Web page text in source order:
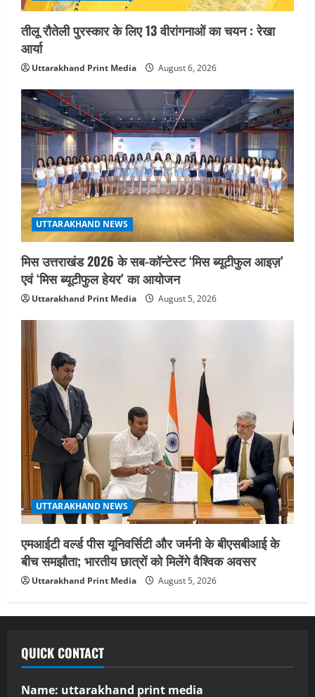
तीलू रौतेली पुरस्कार के लिए 13 वीरांगनाओं का चयन : रेखा
आर्या
Uttarakhand Print Media August 6, 2026
UTTARAKHAND NEWS
मिस उत्तराखंड 2026 के सब-कॉन्टेस्ट ‘मिस ब्यूटीफुल आइज़’
एवं ‘मिस ब्यूटीफुल हेयर’ का आयोजन
Uttarakhand Print Media August 5, 2026
UTTARAKHAND NEWS
एमआईटी वर्ल्ड पीस यूनिवर्सिटी और जर्मनी के बीएसबीआई के
बीच समझौता; भारतीय छात्रों को मिलेंगे वैश्विक अवसर
Uttarakhand Print Media August 5, 2026
QUICK CONTACT
Name: uttarakhand print media